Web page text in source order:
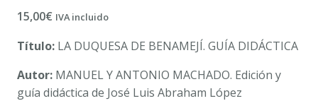
15,00€ IVA incluido
Título: LA DUQUESA DE BENAMEJÍ. GUÍA DIDÁCTICA
Autor: MANUEL Y ANTONIO MACHADO. Edición y
guía didáctica de José Luis Abraham López